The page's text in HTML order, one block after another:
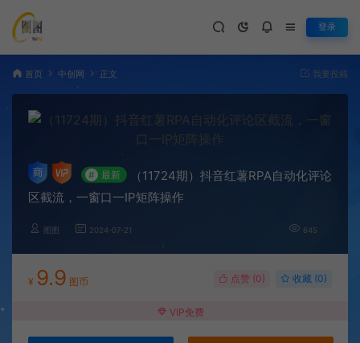
登录
首页 中创网 正文 我要投稿
# 最新
（11724期）抖音红薯RPA自动化评论
区截流，一窗口一IP矩阵操作
图图 2024-07-21 645
¥ 9.9 图币 点赞 (0) 收藏 (0)
VIP免费